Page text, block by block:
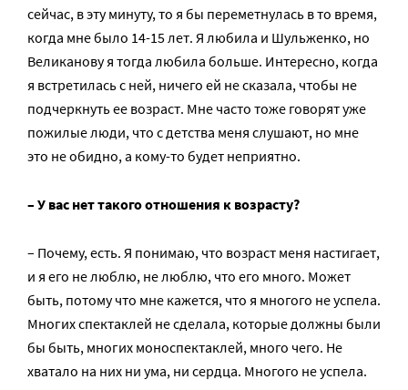
сейчас, в эту минуту, то я бы переметнулась в то время,
когда мне было 14-15 лет. Я любила и Шульженко, но
Великанову я тогда любила больше. Интересно, когда
я встретилась с ней, ничего ей не сказала, чтобы не
подчеркнуть ее возраст. Мне часто тоже говорят уже
пожилые люди, что с детства меня слушают, но мне
это не обидно, а кому-то будет неприятно.
– У вас нет такого отношения к возрасту?
– Почему, есть. Я понимаю, что возраст меня настигает,
и я его не люблю, не люблю, что его много. Может
быть, потому что мне кажется, что я многого не успела.
Многих спектаклей не сделала, которые должны были
бы быть, многих моноспектаклей, много чего. Не
хватало на них ни ума, ни сердца. Многого не успела.